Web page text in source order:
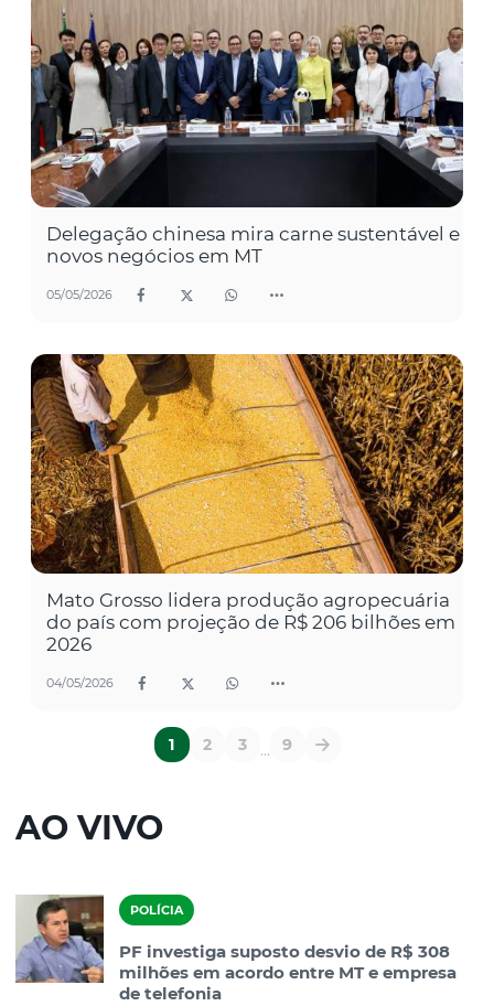
Delegação chinesa mira carne sustentável e
novos negócios em MT
05/05/2026
Mato Grosso lidera produção agropecuária
do país com projeção de R$ 206 bilhões em
2026
04/05/2026
1 2 3 ... 9
AO VIVO
POLÍCIA
PF investiga suposto desvio de R$ 308
milhões em acordo entre MT e empresa
de telefonia